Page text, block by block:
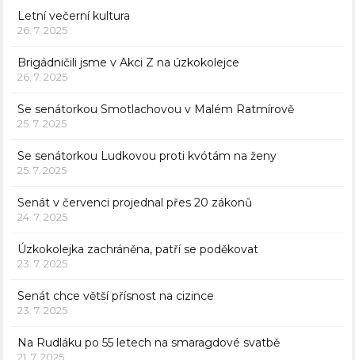
Letní večerní kultura
26. 7. 2025
Brigádničili jsme v Akci Z na úzkokolejce
26. 7. 2025
Se senátorkou Smotlachovou v Malém Ratmírově
25. 7. 2025
Se senátorkou Ludkovou proti kvótám na ženy
25. 7. 2025
Senát v červenci projednal přes 20 zákonů
24. 7. 2025
Úzkokolejka zachráněna, patří se poděkovat
23. 7. 2025
Senát chce větší přísnost na cizince
23. 7. 2025
Na Rudláku po 55 letech na smaragdové svatbě
21. 7. 2025